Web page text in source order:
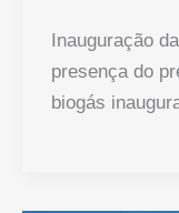
Inauguração
presença do
biogás